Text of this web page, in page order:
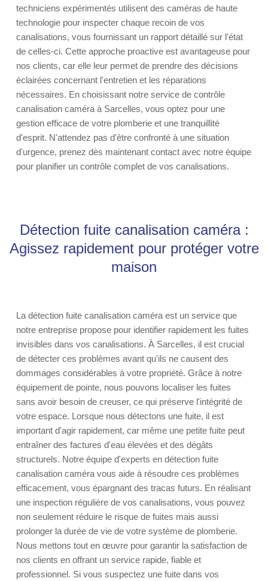
techniciens expérimentés utilisent des caméras de haute
technologie pour inspecter chaque recoin de vos
canalisations, vous fournissant un rapport détaillé sur l'état
de celles-ci. Cette approche proactive est avantageuse pour
nos clients, car elle leur permet de prendre des décisions
éclairées concernant l'entretien et les réparations
nécessaires. En choisissant notre service de contrôle
canalisation caméra à Sarcelles, vous optez pour une
gestion efficace de votre plomberie et une tranquillité
d'esprit. N'attendez pas d'être confronté à une situation
d'urgence, prenez dès maintenant contact avec notre équipe
pour planifier un contrôle complet de vos canalisations.
Détection fuite canalisation caméra :
Agissez rapidement pour protéger votre
maison
La détection fuite canalisation caméra est un service que
notre entreprise propose pour identifier rapidement les fuites
invisibles dans vos canalisations. À Sarcelles, il est crucial
de détecter ces problèmes avant qu'ils ne causent des
dommages considérables à votre propriété. Grâce à notre
équipement de pointe, nous pouvons localiser les fuites
sans avoir besoin de creuser, ce qui préserve l'intégrité de
votre espace. Lorsque nous détectons une fuite, il est
important d'agir rapidement, car même une petite fuite peut
entraîner des factures d'eau élevées et des dégâts
structurels. Notre équipe d'experts en détection fuite
canalisation caméra vous aide à résoudre ces problèmes
efficacement, vous épargnant des tracas futurs. En réalisant
une inspection régulière de vos canalisations, vous pouvez
non seulement réduire le risque de fuites mais aussi
prolonger la durée de vie de votre système de plomberie.
Nous mettons tout en œuvre pour garantir la satisfaction de
nos clients en offrant un service rapide, fiable et
professionnel. Si vous suspectez une fuite dans vos